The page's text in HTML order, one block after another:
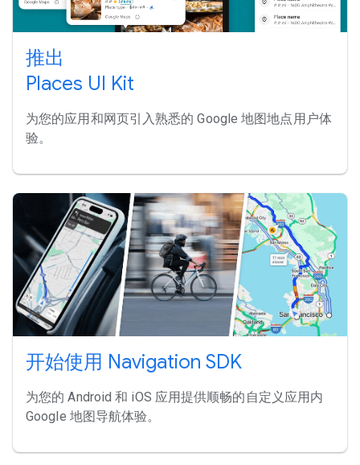
推出
Places UI Kit
为您的应用和网页引入熟悉的 Google 地图地点用户体
验。
开始使用 Navigation SDK
为您的 Android 和 iOS 应用提供顺畅的自定义应用内
Google 地图导航体验。